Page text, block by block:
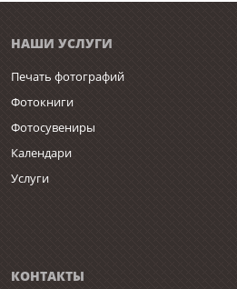
НАШИ УСЛУГИ
Печать фотографий
Фотокниги
Фотосувениры
Календари
Услуги
КОНТАКТЫ